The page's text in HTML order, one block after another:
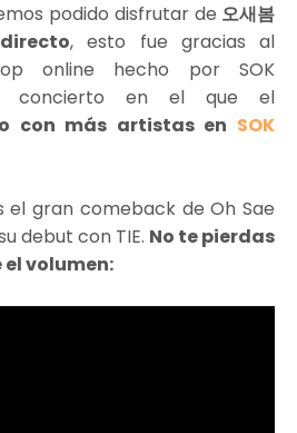
podido disfrutar de 오새봄
, esto fue gracias al
online hecho por SOK
concierto en el que el
con más artistas en SOK
el gran comeback de Oh Sae
debut con TIE. No te pierdas
volumen: